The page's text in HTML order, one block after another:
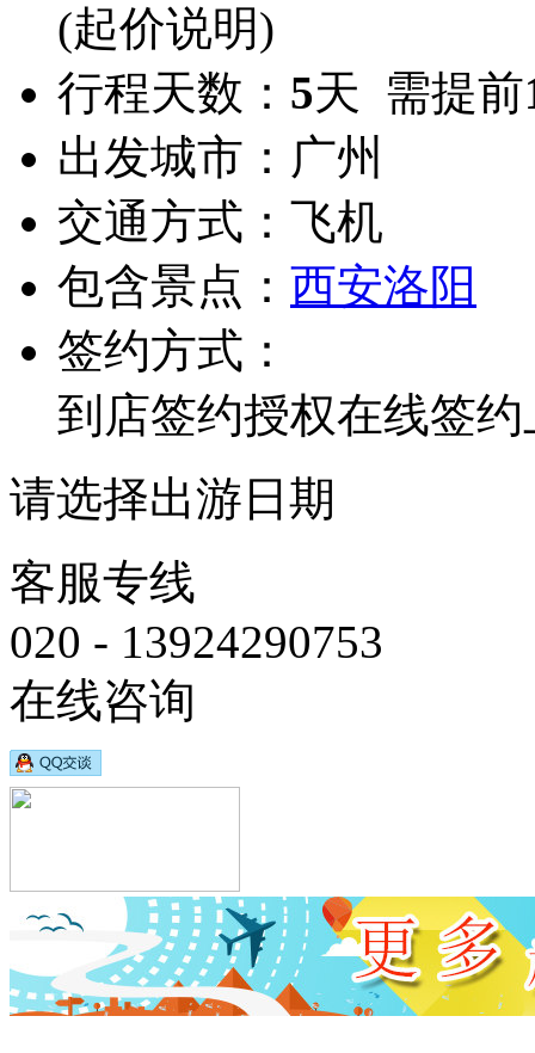
(起价说明)
行程天数： 5天 需提前
出发城市： 广州
交通方式： 飞机
包含景点： 西安洛阳
签约方式：
到店签约授权在线签约
请选择出游日期
客服专线
020 - 13924290753
在线咨询